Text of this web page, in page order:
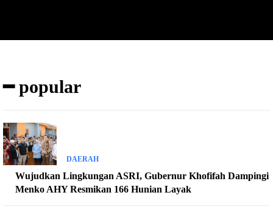
━ popular
DAERAH
Wujudkan Lingkungan ASRI, Gubernur Khofifah Dampingi
Menko AHY Resmikan 166 Hunian Layak